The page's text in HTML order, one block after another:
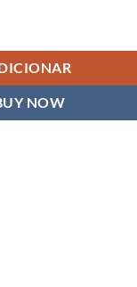
NOW